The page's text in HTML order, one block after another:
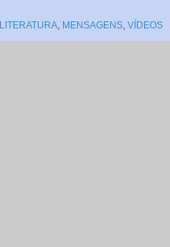
LITERATURA, MENSAGENS, VÍDEOS